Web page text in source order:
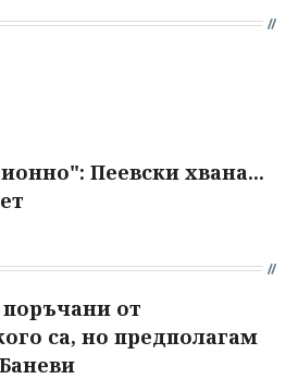
Пеевски хвана...
от
са, но предполагам